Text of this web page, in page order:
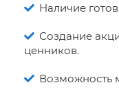
Наличие
Создание
ценников.
Возможность